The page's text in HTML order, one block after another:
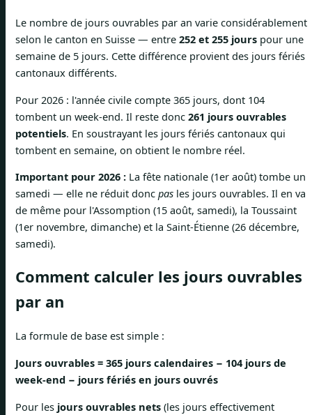
Le nombre de jours ouvrables par an varie considérablement
selon le canton en Suisse — entre 252 et 255 jours pour une
semaine de 5 jours. Cette différence provient des jours fériés
cantonaux différents.
Pour 2026 : l'année civile compte 365 jours, dont 104
tombent un week-end. Il reste donc 261 jours ouvrables
potentiels. En soustrayant les jours fériés cantonaux qui
tombent en semaine, on obtient le nombre réel.
Important pour 2026 : La fête nationale (1er août) tombe un
samedi — elle ne réduit donc pas les jours ouvrables. Il en va
de même pour l'Assomption (15 août, samedi), la Toussaint
(1er novembre, dimanche) et la Saint-Étienne (26 décembre,
samedi).
Comment calculer les jours ouvrables
par an
La formule de base est simple :
Jours ouvrables = 365 jours calendaires − 104 jours de
week-end − jours fériés en jours ouvrés
Pour les jours ouvrables nets (les jours effectivement